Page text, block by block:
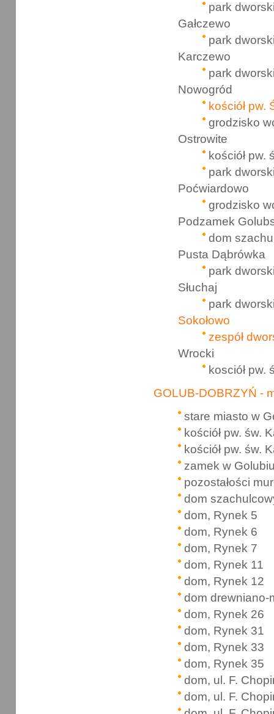
park
Gałczewo
park
Karczewo
park
Nowogród
kościół pw.
grodzisko
Ostrowite
kościół pw.
park
Poćwiardowo
grodzisko
Podzamek
dom
Pusta Dąbrówka
park
Słuchaj
park
Sokołowo
zespół
Wrocki
kosciół pw.
GOLUB-DOBRZYŃ -
stare miasto w
kościół pw. św.
kościół pw. św.
zamek w
pozostałości
dom
dom, Rynek 5
dom, Rynek 6
dom, Rynek 7
dom, Rynek 11
dom, Rynek 12
dom drewniano-
dom, Rynek 26
dom, Rynek 31
dom, Rynek 33
dom, Rynek 35
dom, ul. F.
dom, ul. F.